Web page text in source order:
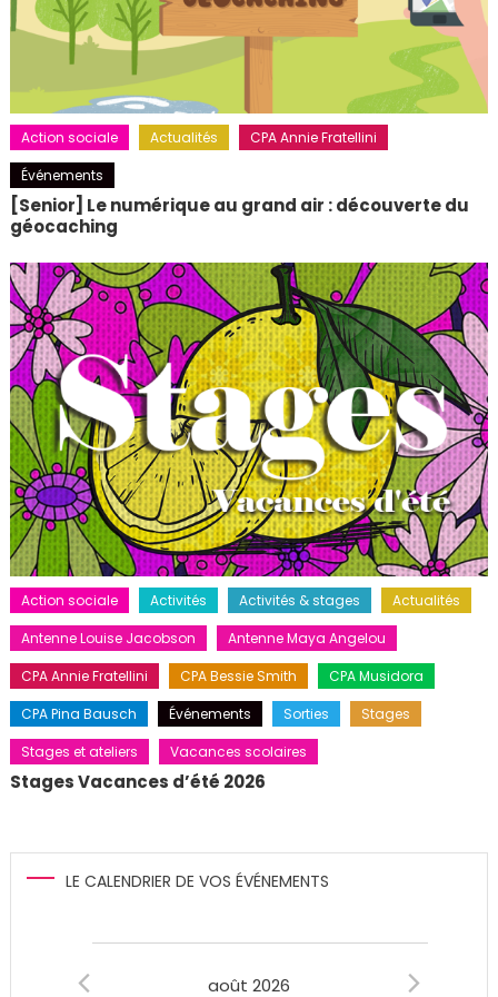
Action sociale Actualités
CPA Annie Fratellini
Événements
[Senior] Le numérique au grand air : découverte du
géocaching
Action sociale Activités Activités & stages
Actualités
Antenne Louise Jacobson
Antenne Maya Angelou
CPA Annie Fratellini
CPA Bessie Smith
CPA Musidora
CPA Pina Bausch
Événements Sorties
Stages
Stages et ateliers
Vacances scolaires
Stages Vacances d’été 2026
LE CALENDRIER DE VOS ÉVÉNEMENTS
août 2026